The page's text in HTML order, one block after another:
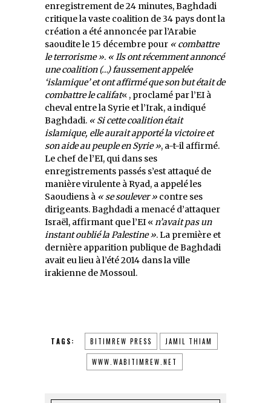
enregistrement de 24 minutes, Baghdadi
critiquela vaste coalition de 34 pays dont la
création a été annoncée par l’Arabie
saoudite le 15 décembre pour « combattre
le terrorisme ». « Ils ont récemment annoncé
une coalition (…) faussement appelée
‘islamique’ et ont affirmé que son but était de
combattre le califat« , proclamé par l’EI à
cheval entre la Syrie et l’Irak, a indiqué
Baghdadi. « Si cette coalition était
islamique, elle aurait apporté la victoire et
son aide au peuple en Syrie », a-t-il affirmé.
Le chef de l’EI, qui dans ses
enregistrements passés s’est attaqué de
manière virulente à Ryad, a appelé les
Saoudiens à « se soulever » contre ses
dirigeants. Baghdadi a menacé d’attaquer
Israël, affirmant que l’EI «n’avait pas un
instant oublié la Palestine ». La première et
dernière apparition publique de Baghdadi
avait eu lieu à l’été 2014 dans la ville
irakienne de Mossoul.
TAGS: BITIMREW PRESS JAMIL THIAM
WWW.WABITIMREW.NET